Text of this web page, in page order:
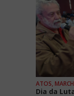
ATOS,
Dia da